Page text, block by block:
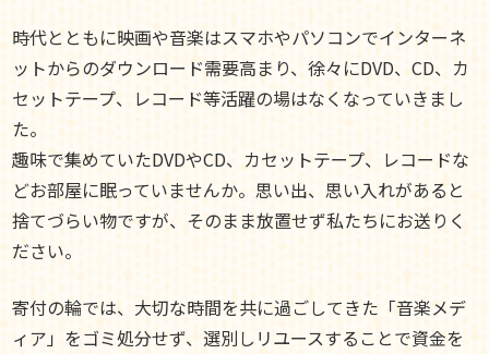
時代とともに映画や音楽はスマホやパソコンでインターネ
ットからのダウンロード需要高まり、徐々にDVD、CD、カ
セットテープ、レコード等活躍の場はなくなっていきまし
た。
趣味で集めていたDVDやCD、カセットテープ、レコードな
どお部屋に眠っていませんか。思い出、思い入れがあると
捨てづらい物ですが、そのまま放置せず私たちにお送りく
ださい。
寄付の輪では、大切な時間を共に過ごしてきた「音楽メデ
ィア」をゴミ処分せず、選別しリユースすることで資金を